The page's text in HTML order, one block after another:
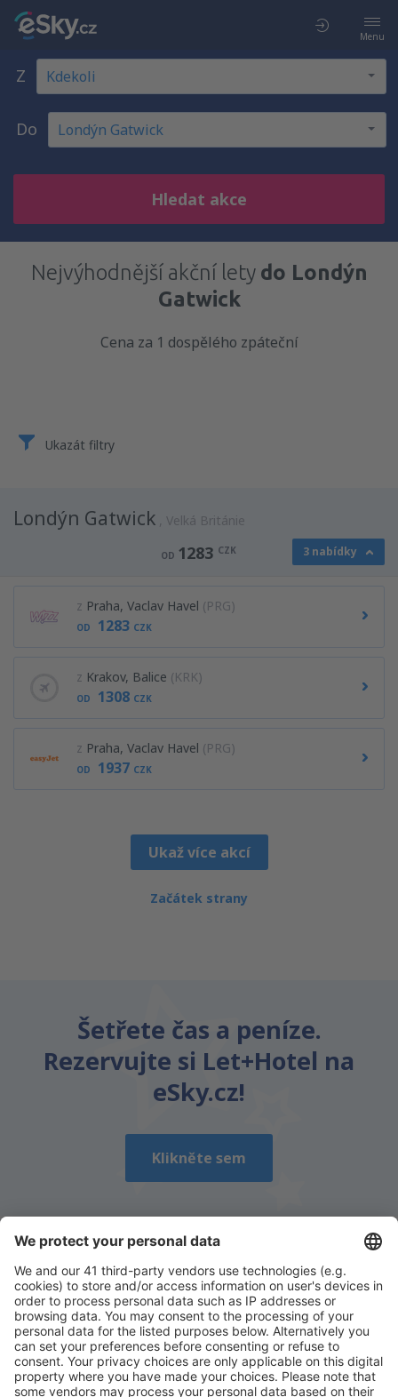
Menu
Z
Do
Hledat akce
Nejvýhodnější akční lety do Londýn
Gatwick
Cena za 1 dospělého zpáteční
Ukazát filtry
Londýn Gatwick Velká Británie
OD 1283 CZK 3 nabídky
z Praha, Vaclav Havel (PRG)
OD 1283 CZK
z Krakov, Balice (KRK)
OD 1308 CZK
z Praha, Vaclav Havel (PRG)
OD 1937 CZK
Ukaž více akcí
Začátek strany
Šetřete čas a peníze.
Rezervujte si Let+Hotel na
eSky.cz!
Klikněte sem
Stáhněte si naši aplikacia plánujte své cesty
pohodlně